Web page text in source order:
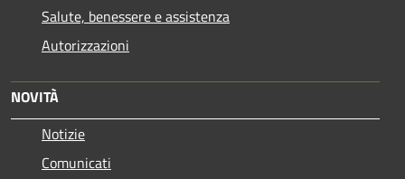
Salute, benessere e assistenza
Autorizzazioni
NOVITÀ
Notizie
Comunicati